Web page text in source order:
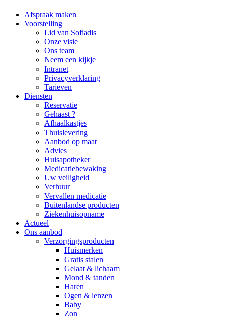
Afspraak maken
Voorstelling
Lid van Sofiadis
Onze visie
Ons team
Neem een kijkje
Intranet
Privacyverklaring
Tarieven
Diensten
Reservatie
Gehaast ?
Afhaalkastjes
Thuislevering
Aanbod op maat
Advies
Huisapotheker
Medicatiebewaking
Uw veiligheid
Verhuur
Vervallen medicatie
Buitenlandse producten
Ziekenhuisopname
Actueel
Ons aanbod
Verzorgingsproducten
Huismerken
Gratis stalen
Gelaat & lichaam
Mond & tanden
Haren
Ogen & lenzen
Baby
Zon